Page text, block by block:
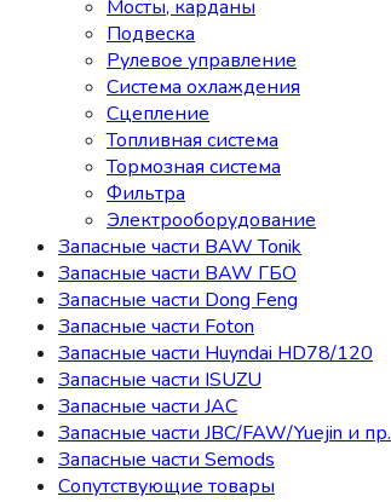
Мосты, карданы
Подвеска
Рулевое управление
Система охлаждения
Сцепление
Топливная система
Тормозная система
Фильтра
Электрооборудование
Запасные части BAW Tonik
Запасные части BAW ГБО
Запасные части Dong Feng
Запасные части Foton
Запасные части Huyndai HD78/120
Запасные части ISUZU
Запасные части JAC
Запасные части JBC/FAW/Yuejin и пр.
Запасные части Semods
Сопутствующие товары